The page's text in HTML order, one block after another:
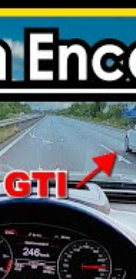
une durée de six mois
plus stricte en 2025
lors de sa
plus lourdes.
aussi la sécurité
et respect des
criant de
la vitesse au
infractions en forte
des risques. La
ou des blessures
excessive ne doit pas